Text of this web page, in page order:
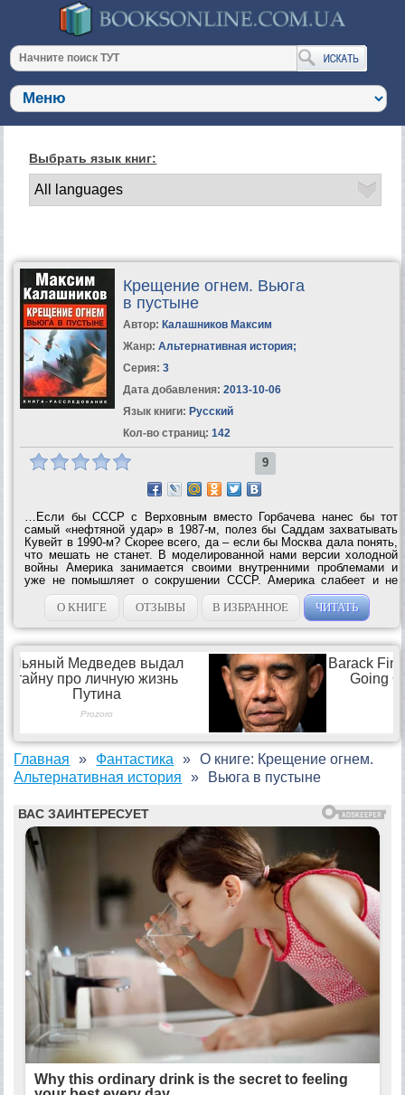
Выбрать язык книг:
Крещение огнем. Вьюга
в пустыне
Автор: Калашников Максим
Жанр: Альтернативная история;
Серия: 3
Дата добавления: 2013-10-06
Язык книги: Русский
Кол-во страниц: 142
9
…Если бы СССР с Верховным вместо Горбачева нанес бы тот
самый «нефтяной удар» в 1987-м, полез бы Саддам захватывать
Кувейт в 1990-м? Скорее всего, да – если бы Москва дала понять,
что мешать не станет. В моделированной нами версии холодной
войны Америка занимается своими внутренними проблемами и
уже не помышляет о сокрушении СССР. Америка слабеет и не
может полностью контролировать даже Ближний Восток. И потому
у Саддама Хусейна в таком...
О КНИГЕ ОТЗЫВЫ В ИЗБРАННОЕ ЧИТАТЬ
Главная
Фантастика
Альтернативная история
О книге: Крещение огнем.
Вьюга в пустыне